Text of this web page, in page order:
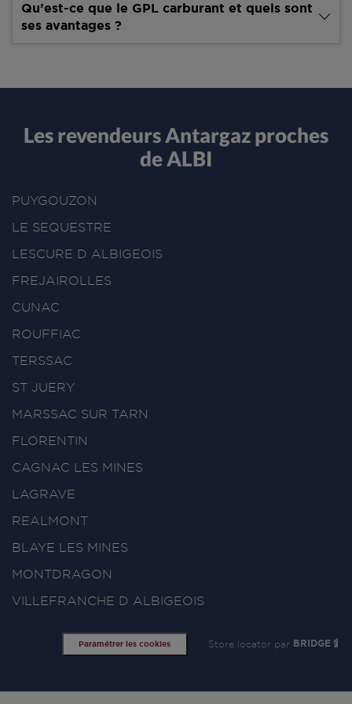
Qu’est-ce que le GPL carburant et quels sont
ses avantages ?
Les revendeurs Antargaz proches
de ALBI
PUYGOUZON
LE SEQUESTRE
LESCURE D ALBIGEOIS
FREJAIROLLES
CUNAC
ROUFFIAC
TERSSAC
ST JUERY
MARSSAC SUR TARN
FLORENTIN
CAGNAC LES MINES
LAGRAVE
REALMONT
BLAYE LES MINES
MONTDRAGON
VILLEFRANCHE D ALBIGEOIS
Paramétrer les cookies Store locator par BRIDGE